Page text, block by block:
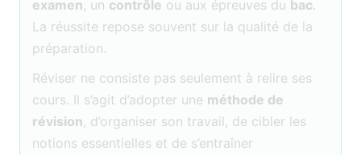
examen, un contrôle ou aux épreuves du bac.
La réussite repose souvent sur la qualité de la
préparation.
Réviser ne consiste pas seulement à relire ses
cours. Il s’agit d’adopter une méthode de
révision, d’organiser son travail, de cibler les
notions essentielles et de s’entraîner